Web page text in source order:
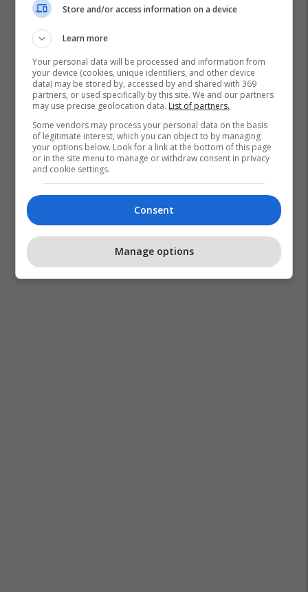
Boeing 747
Donald Trump
Katari Shba
Store and/or access information on a device
Learn more
Your personal data will be processed and information from
your device (cookies, unique identifiers, and other device
data) may be stored by, accessed by and shared with 369
partners, or used specifically by this site. We and our partners
may use precise geolocation data. List of partners.
Some vendors may process your personal data on the basis
of legitimate interest, which you can object to by managing
your options below. Look for a link at the bottom of this page
or in the site menu to manage or withdraw consent in privacy
and cookie settings.
Consent
Manage options